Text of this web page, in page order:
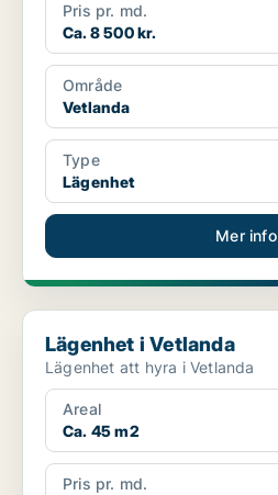
Pris pr. md.
Ca. 8 500 kr.
Område
Vetlanda
Type
Lägenhet
Mer info
Lägenhet i Vetlanda
Lägenhet i Vetlanda
Lägenhet att hyra i Vetlanda
Areal
Ca. 45 m2
Pris pr. md.